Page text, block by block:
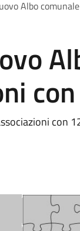
Albo
con